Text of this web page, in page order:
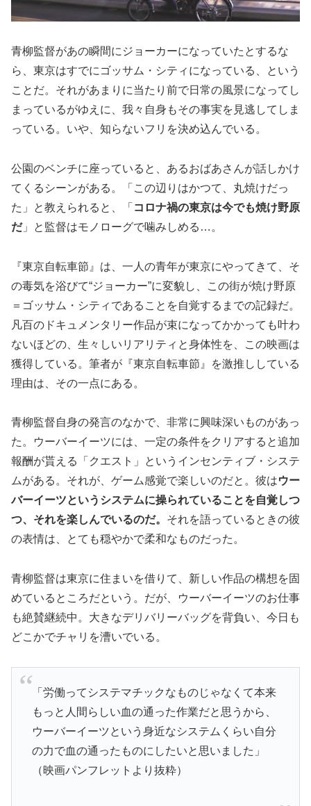
青柳監督があの瞬間にジョーカーになっていたとするな
ら、東京はすでにゴッサム・シティになっている、という
ことだ。それがあまりに当たり前で日常の風景になってし
まっているがゆえに、我々自身もその事実を見逃してしま
っている。いや、知らないフリを決め込んでいる。
公園のベンチに座っていると、あるおばあさんが話しかけ
てくるシーンがある。「この辺りはかつて、丸焼けだっ
た」と教えられると、「 コロナ禍の東京は今でも焼け野原
だ」と監督はモノローグで噛みしめる…。
『東京自転車節』は、一人の青年が東京にやってきて、そ
の毒気を浴びて“ジョーカー”に変貌し、この街が焼け野原
＝ゴッサム・シティであることを自覚するまでの記録だ。
凡百のドキュメンタリー作品が束になってかかっても叶わ
ないほどの、生々しいリアリティと身体性を、この映画は
獲得している。筆者が『東京自転車節』を激推ししている
理由は、その一点にある。
青柳監督自身の発言のなかで、非常に興味深いものがあっ
た。ウーバーイーツには、一定の条件をクリアすると追加
報酬が貰える「クエスト」というインセンティブ・システ
ムがある。それが、ゲーム感覚で楽しいのだと。彼はウー
バーイーツというシステムに操られていることを自覚しつ
つ、それを楽しんでいるのだ。 それを語っているときの彼
の表情は、とても穏やかで柔和なものだった。
青柳監督は東京に住まいを借りて、新しい作品の構想を固
めているところだという。だが、ウーバーイーツのお仕事
も絶賛継続中。大きなデリバリーバッグを背負い、今日も
どこかでチャリを漕いでいる。
「労働ってシステマチックなものじゃなくて本来
もっと人間らしい血の通った作業だと思うから、
ウーバーイーツという身近なシステムくらい自分
の力で血の通ったものにしたいと思いました」
（映画パンフレットより抜粋）